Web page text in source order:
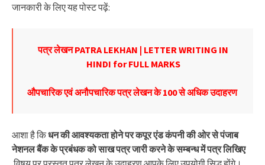
जानकारी के लिए यह पोस्ट पढ़ें:
पत्र लेखन PATRA LEKHAN | LETTER WRITING IN
HINDI for FULL MARKS
औपचारिक एवं अनौपचारिक पत्र लेखन के 100 से अधिक उदाहरण
आशा है किधन की आवश्यकता होने पर कपूर एंड कंपनी की ओर से पंजाब
नेशनल बैंक के प्रबंधक को साख पत्र जारी करने के सम्बन्ध में पत्र लिखिए